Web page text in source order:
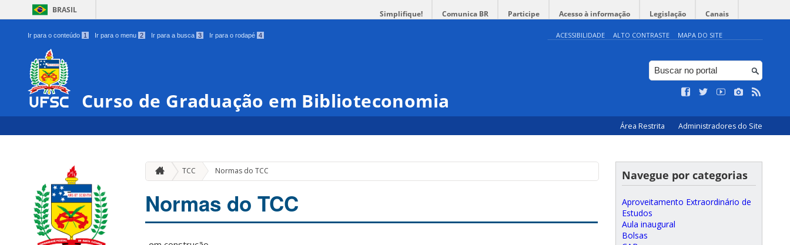
BRASIL Simplifique! Comunica BR Participe Acesso à informação Legislação Canais
Ir para o conteúdo 1 Ir para o menu 2 Ir para a busca 3 Ir para o rodapé 4 ACESSIBILIDADE ALTO CONTRASTE MAPA DO SITE
Curso de Graduação em Biblioteconomia
Área Restrita Administradores do Site
TCC Normas do TCC
Normas do TCC
Navegue por categorias
Aproveitamento Extraordinário de
Estudos
Aula inaugural
Bolsas